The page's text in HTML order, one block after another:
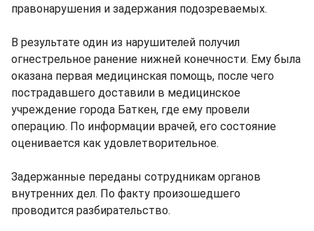
правонарушения и задержания подозреваемых.
В результате один из нарушителей получил
огнестрельное ранение нижней конечности. Ему была
оказана первая медицинская помощь, после чего
пострадавшего доставили в медицинское
учреждение города Баткен, где ему провели
операцию. По информации врачей, его состояние
оценивается как удовлетворительное.
Задержанные переданы сотрудникам органов
внутренних дел. По факту произошедшего
проводится разбирательство.